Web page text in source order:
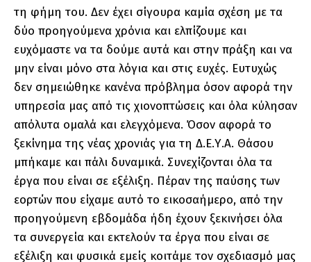
τη φήμη του. Δεν έχει σίγουρα καμία σχέση με τα
δύο προηγούμενα χρόνια και ελπίζουμε και
ευχόμαστε να τα δούμε αυτά και στην πράξη και να
μην είναι μόνο στα λόγια και στις ευχές. Ευτυχώς
δεν σημειώθηκε κανένα πρόβλημα όσον αφορά την
υπηρεσία μας από τις χιονοπτώσεις και όλα κύλησαν
απόλυτα ομαλά και ελεγχόμενα. Όσον αφορά το
ξεκίνημα της νέας χρονιάς για τη Δ.Ε.Υ.Α. Θάσου
μπήκαμε και πάλι δυναμικά. Συνεχίζονται όλα τα
έργα που είναι σε εξέλιξη. Πέραν της παύσης των
εορτών που είχαμε αυτό το εικοσαήμερο, από την
προηγούμενη εβδομάδα ήδη έχουν ξεκινήσει όλα
τα συνεργεία και εκτελούν τα έργα που είναι σε
εξέλιξη και φυσικά εμείς κοιτάμε τον σχεδιασμό μας